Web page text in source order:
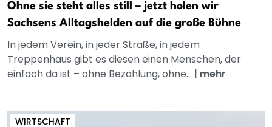
Ohne sie steht alles still – jetzt holen wir
Sachsens Alltagshelden auf die große Bühne
In jedem Verein, in jeder Straße, in jedem
Treppenhaus gibt es diesen einen Menschen, der
einfach da ist – ohne Bezahlung, ohne... | mehr
WIRTSCHAFT